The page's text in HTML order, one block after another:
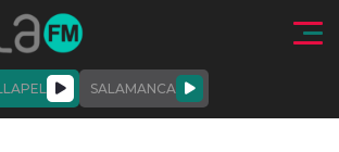
al contenido
SALAMANCA